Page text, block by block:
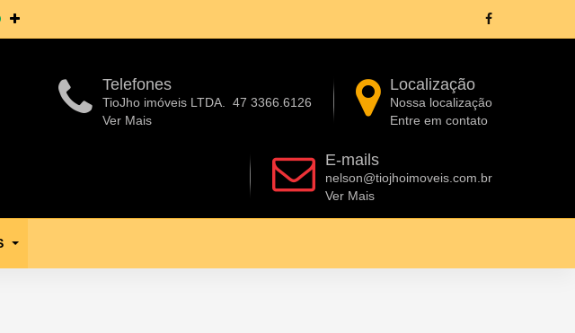
Telefones
TioJho imóveis LTDA.
47 3366.6126
Ver Mais
Localização
Nossa localização
Entre em contato
E-mails
nelson@tiojhoimoveis.com.br
Ver Mais